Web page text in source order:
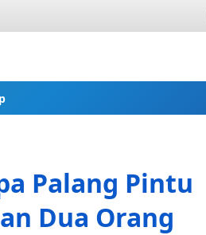
Palang Pintu
Dua Orang